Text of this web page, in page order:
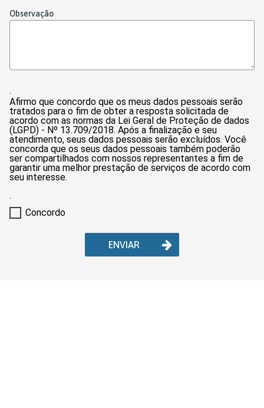
Observação
.
Afirmo que concordo que os meus dados pessoais serão
tratados para o fim de obter a resposta solicitada de
acordo com as normas da Lei Geral de Proteção de dados
(LGPD) - Nº 13.709/2018. Após a finalização e seu
atendimento, seus dados pessoais serão excluídos. Você
concorda que os seus dados pessoais também poderão
ser compartilhados com nossos representantes a fim de
garantir uma melhor prestação de serviços de acordo com
seu interesse.
.
Concordo
ENVIAR